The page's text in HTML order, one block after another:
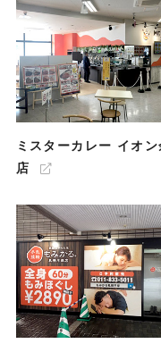
ミスターカレー イオン
店